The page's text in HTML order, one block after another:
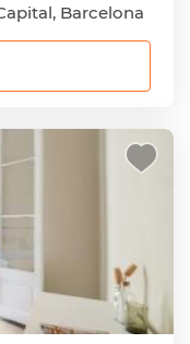
Barcelona